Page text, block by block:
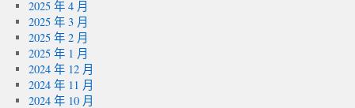
2025 年 4 月
2025 年 3 月
2025 年 2 月
2025 年 1 月
2024 年 12 月
2024 年 11 月
2024 年 10 月